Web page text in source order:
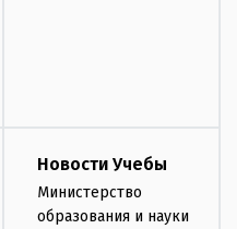
Новости Учебы
Министерство
образования и науки